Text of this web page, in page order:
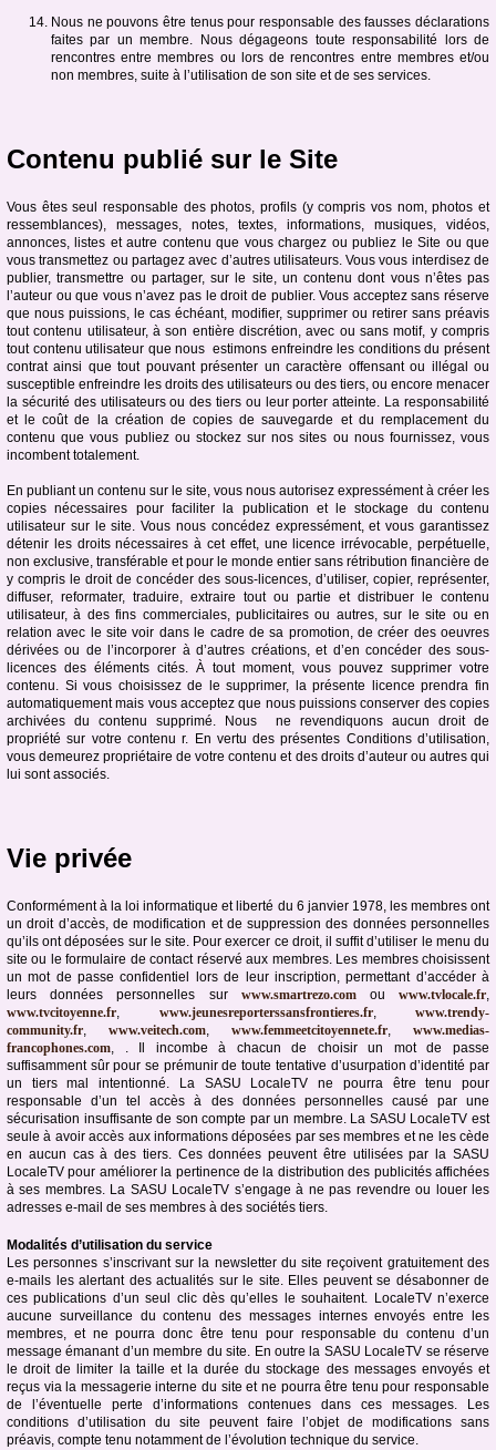
Nous ne pouvons être tenus pour responsable des fausses déclarations
faites par un membre. Nous dégageons toute responsabilité lors de
rencontres entre membres ou lors de rencontres entre membres et/ou
non membres, suite à l’utilisation de son site et de ses services.
Contenu publié sur le Site
Vous êtes seul responsable des photos, profils (y compris vos nom, photos et
ressemblances), messages, notes, textes, informations, musiques, vidéos,
annonces, listes et autre contenu que vous chargez ou publiez le Site ou que
vous transmettez ou partagez avec d’autres utilisateurs. Vous vous interdisez de
publier, transmettre ou partager, sur le site, un contenu dont vous n’êtes pas
l’auteur ou que vous n’avez pas le droit de publier. Vous acceptez sans réserve
que nous puissions, le cas échéant, modifier, supprimer ou retirer sans préavis
tout contenu utilisateur, à son entière discrétion, avec ou sans motif, y compris
tout contenu utilisateur que nous estimons enfreindre les conditions du présent
contrat ainsi que tout pouvant présenter un caractère offensant ou illégal ou
susceptible enfreindre les droits des utilisateurs ou des tiers, ou encore menacer
la sécurité des utilisateurs ou des tiers ou leur porter atteinte. La responsabilité
et le coût de la création de copies de sauvegarde et du remplacement du
contenu que vous publiez ou stockez sur nos sites ou nous fournissez, vous
incombent totalement.
En publiant un contenu sur le site, vous nous autorisez expressément à créer les
copies nécessaires pour faciliter la publication et le stockage du contenu
utilisateur sur le site. Vous nous concédez expressément, et vous garantissez
détenir les droits nécessaires à cet effet, une licence irrévocable, perpétuelle,
non exclusive, transférable et pour le monde entier sans rétribution financière de
y compris le droit de concéder des sous-licences, d’utiliser, copier, représenter,
diffuser, reformater, traduire, extraire tout ou partie et distribuer le contenu
utilisateur, à des fins commerciales, publicitaires ou autres, sur le site ou en
relation avec le site voir dans le cadre de sa promotion, de créer des oeuvres
dérivées ou de l’incorporer à d’autres créations, et d’en concéder des sous-
licences des éléments cités. À tout moment, vous pouvez supprimer votre
contenu. Si vous choisissez de le supprimer, la présente licence prendra fin
automatiquement mais vous acceptez que nous puissions conserver des copies
archivées du contenu supprimé. Nous ne revendiquons aucun droit de
propriété sur votre contenu r. En vertu des présentes Conditions d’utilisation,
vous demeurez propriétaire de votre contenu et des droits d’auteur ou autres qui
lui sont associés.
Vie privée
Conformément à la loi informatique et liberté du 6 janvier 1978, les membres ont
un droit d’accès, de modification et de suppression des données personnelles
qu’ils ont déposées sur le site. Pour exercer ce droit, il suffit d’utiliser le menu du
site ou le formulaire de contact réservé aux membres. Les membres choisissent
un mot de passe confidentiel lors de leur inscription, permettant d’accéder à
leurs données personnelles sur www.smartrezo.comouwww.tvlocale.fr
www.tvcitoyenne.fr
www.jeunesreporterssansfrontieres.fr, www.trendy-
community.fr
www.veitech.com www.femmeetcitoyennete.fr
www.medias-
francophones.com , . Il incombe à chacun de choisir un mot de passe
suffisamment sûr pour se prémunir de toute tentative d’usurpation d’identité par
un tiers mal intentionné. La SASU LocaleTV ne pourra être tenu pour
responsable d’un tel accès à des données personnelles causé par une
sécurisation insuffisante de son compte par un membre. La SASU LocaleTV est
seule à avoir accès aux informations déposées par ses membres et ne les cède
en aucun cas à des tiers. Ces données peuvent être utilisées par la SASU
LocaleTV pour améliorer la pertinence de la distribution des publicités affichées
à ses membres. La SASU LocaleTV s’engage à ne pas revendre ou louer les
adresses e-mail de ses membres à des sociétés tiers.
Modalités d’utilisation du service
Les personnes s’inscrivant sur la newsletter du site reçoivent gratuitement des
e-mails les alertant des actualités sur le site. Elles peuvent se désabonner de
ces publications d’un seul clic dès qu’elles le souhaitent. LocaleTV n’exerce
aucune surveillance du contenu des messages internes envoyés entre les
membres, et ne pourra donc être tenu pour responsable du contenu d’un
message émanant d’un membre du site. En outre la SASU LocaleTV se réserve
le droit de limiter la taille et la durée du stockage des messages envoyés et
reçus via la messagerie interne du site et ne pourra être tenu pour responsable
de l’éventuelle perte d’informations contenues dans ces messages. Les
conditions d’utilisation du site peuvent faire l’objet de modifications sans
préavis, compte tenu notamment de l’évolution technique du service.